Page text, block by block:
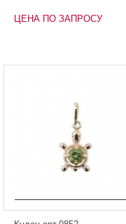
ЦЕНА ПО ЗАПРОСУ